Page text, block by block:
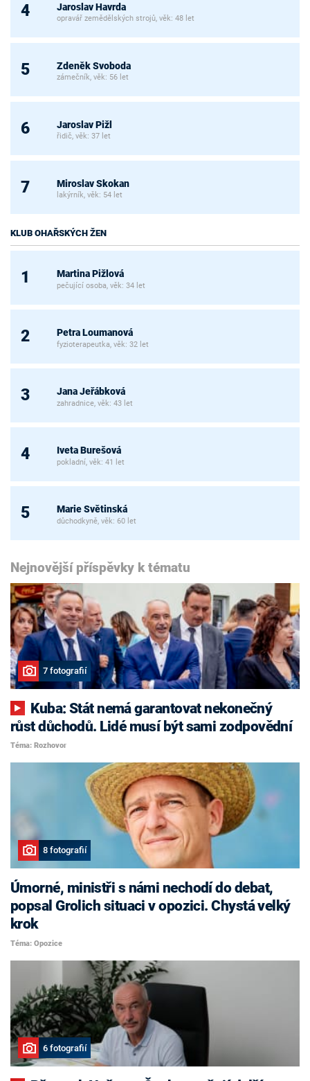
4 Jaroslav Havrda
opravář zemědělských strojů, věk: 48 let
5 Zdeněk Svoboda
zámečník, věk: 56 let
6 Jaroslav Pižl
řidič, věk: 37 let
7 Miroslav Skokan
lakýrník, věk: 54 let
KLUB OHAŘSKÝCH ŽEN
1 Martina Pižlová
pečující osoba, věk: 34 let
2 Petra Loumanová
fyzioterapeutka, věk: 32 let
3 Jana Jeřábková
zahradnice, věk: 43 let
4 Iveta Burešová
pokladní, věk: 41 let
5 Marie Světinská
důchodkyně, věk: 60 let
Nejnovější příspěvky k tématu
7 fotografií
růst důchodů. Lidé musí být sami zodpovědní
Téma: Rozhovor
8 fotografií
Úmorné, ministři s námi nechodí do debat,
popsal Grolich situaci v opozici. Chystá velký
krok
Téma: Opozice
6 fotografií